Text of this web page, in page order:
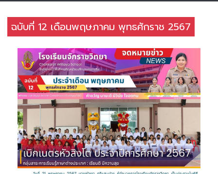
ฉบับที่ 12 เดือนพฤษภาคม พุทธศักราช 2567